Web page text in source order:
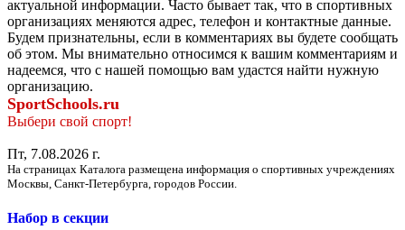
актуальной информации. Часто бывает так, что в спортивных
организациях меняются адрес, телефон и контактные данные.
Будем признательны, если в комментариях вы будете сообщать
об этом. Мы внимательно относимся к вашим комментариям и
надеемся, что с нашей помощью вам удастся найти нужную
организацию.
SportSchools.ru
Выбери свой спорт!
Пт, 7.08.2026 г.
На страницах Каталога размещена информация о спортивных учреждениях
Москвы, Санкт-Петербурга, городов России.
Набор в секции